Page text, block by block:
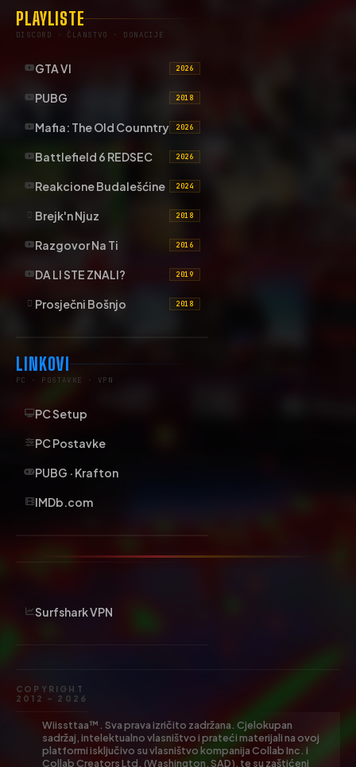
PLAYLISTE
DISCORD · ČLANSTVO · DONACIJE
GTA VI 2026
PUBG 2018
Mafia: The Old Counntry 2026
Battlefield 6 REDSEC 2026
Reakcione Budalešćine 2024
Brejk'n Njuz 2018
Razgovor Na Ti 2016
DA LI STE ZNALI? 2019
Prosječni Bošnjo 2018
LINKOVI
PC · POSTAVKE · VPN
PC Setup
PC Postavke
PUBG · Krafton
IMDb.com
Surfshark VPN
COPYRIGHT
2012 – 2026
Wiissttaa™. Sva prava izričito zadržana. Cjelokupan
sadržaj, intelektualno vlasništvo i prateći materijali na ovoj
platformi isključivo su vlasništvo kompanija Collab Inc. i
Collab Creators Ltd. (Washington, SAD), te su zaštićeni